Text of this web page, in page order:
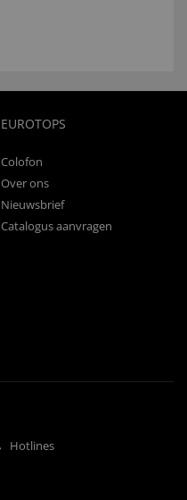
EUROTOPS
Colofon
Over ons
Nieuwsbrief
Catalogus aanvragen
Hotlines